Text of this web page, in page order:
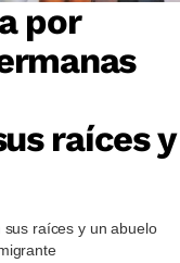
por
raíces y
raíces y un abuelo